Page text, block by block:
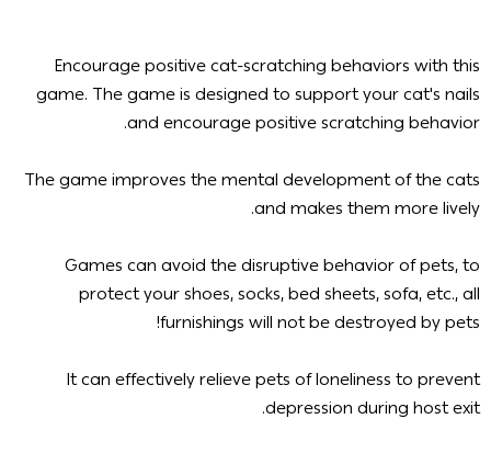
Encourage positive cat-scratching behaviors with this
game. The game is designed to support your cat's nails
and encourage positive scratching behavior.
The game improves the mental development of the cats
and makes them more lively.
Games can avoid the disruptive behavior of pets, to
protect your shoes, socks, bed sheets, sofa, etc., all
furnishings will not be destroyed by pets!
It can effectively relieve pets of loneliness to prevent
depression during host exit.